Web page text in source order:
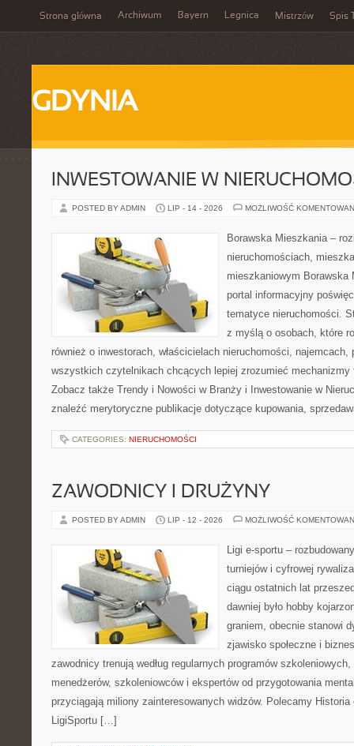
Strona główna Archiwum Bayern Legnica Mistrzów Spis
GDYNIA
INWESTOWANIE W
POSTED BY ADMIN LIP - 14 - 2026 MOŻLIWOŚĆ
Borawska Mieszkania –
nieruchomościach,
mieszkaniowym Borawska
portal informacyjny
tematyce nieruchomości.
z myślą o osobach, które
również o inwestorach, właścicielach nieruchomości, najemcach,
wszystkich czytelnikach chcących lepiej zrozumieć mechanizmy
Zobacz także Trendy i Nowości w Branży i Inwestowanie w
znaleźć merytoryczne publikacje dotyczące kupowania,
CATEGORIES: NIERUCHOMOŚCI
ZAWODNICY I DRUŻYNY
POSTED BY ADMIN LIP - 12 - 2026 MOŻLIWOŚĆ
Ligi e-sportu –
turniejów i cyfrowej
ciągu ostatnich lat
dawniej było hobby
graniem, obecnie stanowi
zjawisko społeczne i
zawodnicy trenują według regularnych programów
menedżerów, szkoleniowców i ekspertów od przygotowania
przyciągają miliony zainteresowanych widzów. Polecamy
LigiSportu […]